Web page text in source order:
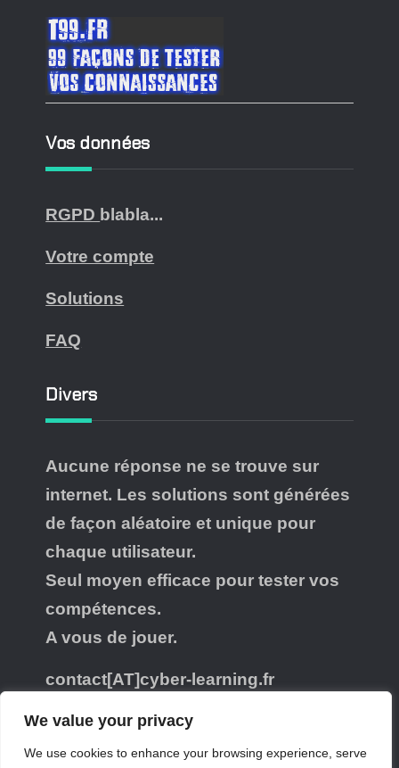
We value your privacy
We use cookies to enhance your browsing experience, serve
Vos données
RGPD blabla...
Votre compte
Solutions
FAQ
Divers
Aucune réponse ne se trouve sur
internet. Les solutions sont générées
de façon aléatoire et unique pour
chaque utilisateur.
Seul moyen efficace pour tester vos
compétences.
A vous de jouer.
contact[AT]cyber-learning.fr